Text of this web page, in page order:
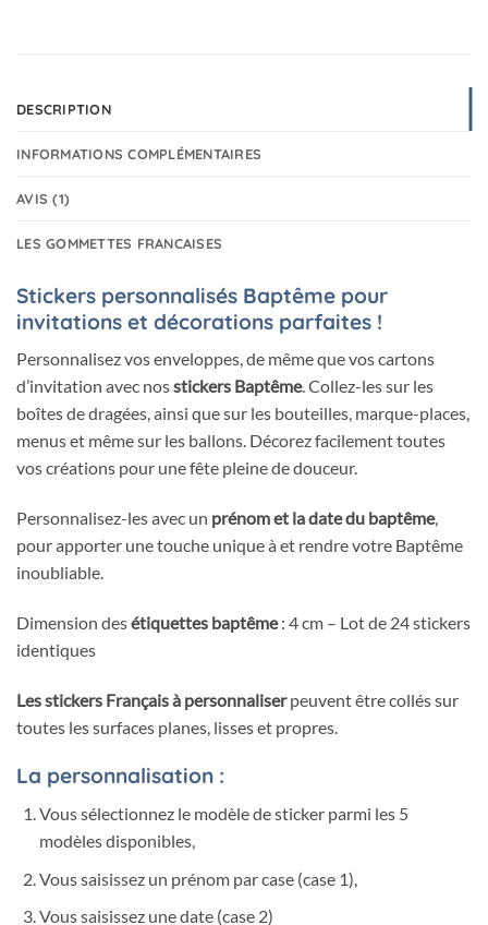
DESCRIPTION
INFORMATIONS COMPLÉMENTAIRES
AVIS (1)
LES GOMMETTES FRANCAISES
Stickers personnalisés Baptême pour
invitations et décorations parfaites !
Personnalisez vos enveloppes, de même que vos cartons
d’invitation avec nosstickers Baptême. Collez-les sur les
boîtes de dragées, ainsi que sur les bouteilles, marque-places,
menus et même sur les ballons. Décorez facilement toutes
vos créations pour une fête pleine de douceur.
Personnalisez-les avec un prénom et la date du baptême,
pour apporter une touche unique à et rendre votre Baptême
inoubliable.
Dimension desétiquettes baptême: 4 cm – Lot de 24 stickers
identiques
Les stickers Français à personnaliserpeuvent être collés sur
toutes les surfaces planes, lisses et propres.
La personnalisation :
Vous sélectionnez le modèle de sticker parmi les 5
modèles disponibles,
Vous saisissez un prénom par case (case 1),
Vous saisissez une date (case 2)